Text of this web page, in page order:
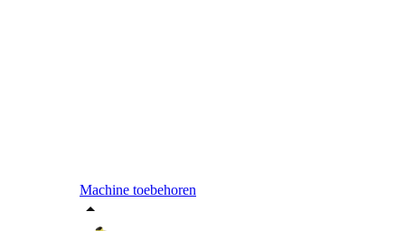
Machine toebehoren